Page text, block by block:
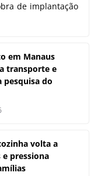
de implantação
em Manaus
transporte e
pesquisa do
volta a
pressiona